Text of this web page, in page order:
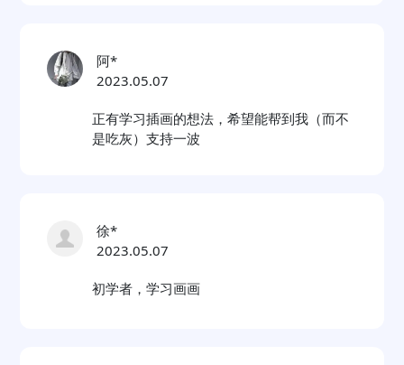
阿*
2023.05.07
正有学习插画的想法，希望能帮到我（而不
是吃灰）支持一波
徐*
2023.05.07
初学者，学习画画